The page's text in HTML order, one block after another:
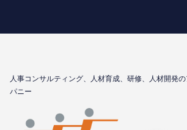
⼈事コンサルティング、⼈材育成、研修、⼈材開発
パニー